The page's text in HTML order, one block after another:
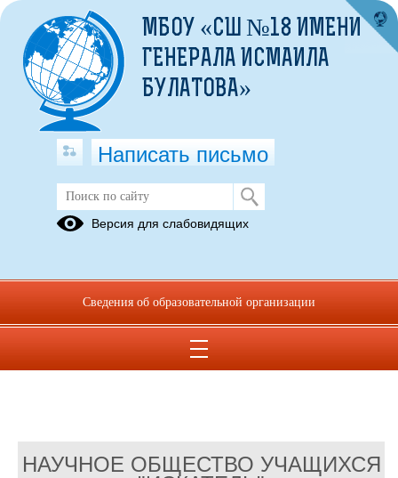
НАУЧНОЕ ОБЩЕСТВО УЧАЩИХСЯ
МБОУ «СШ №18 ИМЕНИ
ГЕНЕРАЛА ИСМАИЛА
БУЛАТОВА»
Написать письмо
Версия для слабовидящих
Сведения об образовательной организации